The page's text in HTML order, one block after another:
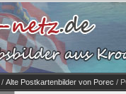
/ Alte Postkartenbilder von Porec /